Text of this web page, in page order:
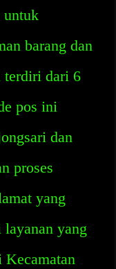
untuk
barang dan
terdiri dari 6
pos ini
dan
proses
yang
layanan yang
Kecamatan